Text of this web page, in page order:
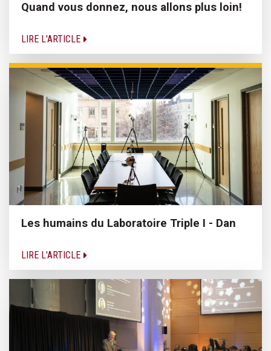
Quand vous donnez, nous allons plus loin!
LIRE L'ARTICLE
Les humains du Laboratoire Triple I - Dan
LIRE L'ARTICLE